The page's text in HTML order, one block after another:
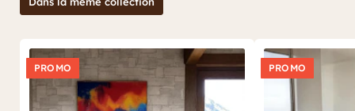
PROMO PROMO